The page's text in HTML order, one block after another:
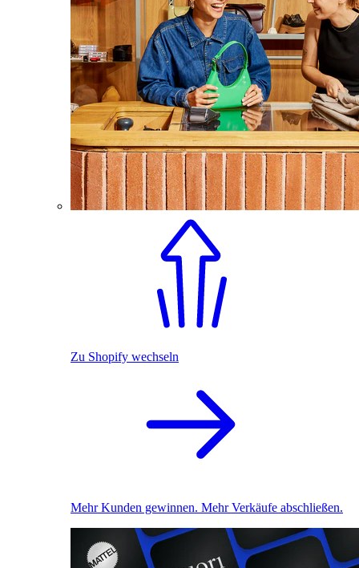
Zu Shopify wechseln
Mehr Kunden gewinnen. Mehr Verkäufe abschließen.